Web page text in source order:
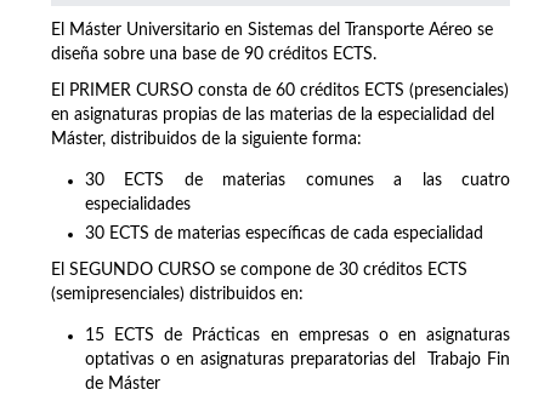
El Máster Universitario en Sistemas del Transporte Aéreo se
diseña sobre una base de 90 créditos ECTS.
El PRIMER CURSO consta de 60 créditos ECTS (presenciales)
en asignaturas propias de las materias de la especialidad del
Máster, distribuidos de la siguiente forma:
30 ECTS de materias comunes a las cuatro
especialidades
30 ECTS de materias específicas de cada especialidad
El SEGUNDO CURSO se compone de 30 créditos ECTS
(semipresenciales) distribuidos en:
15 ECTS de Prácticas en empresas o en asignaturas
optativas o en asignaturas preparatorias del Trabajo Fin
de Máster